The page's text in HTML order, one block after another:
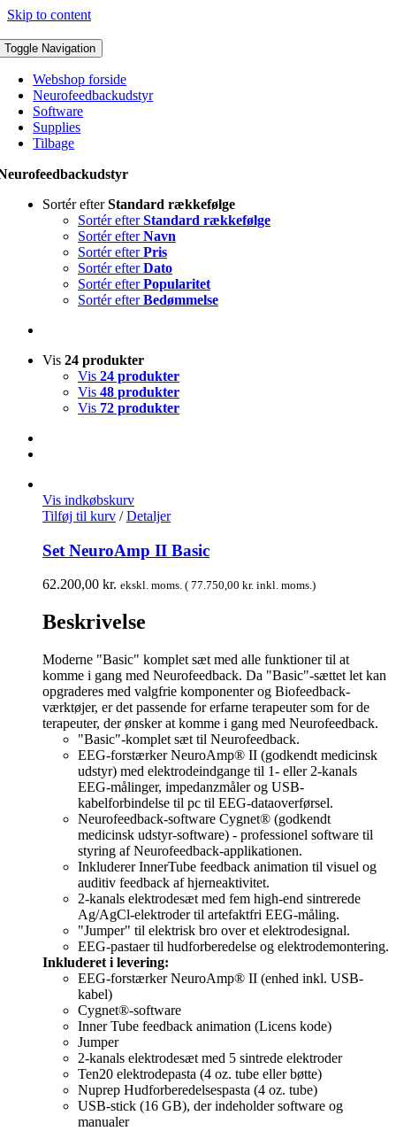
Skip to content
Toggle Navigation
Webshop forside
Neurofeedbackudstyr
Software
Supplies
Tilbage
Sortér efterStandard rækkefølge
Sortér efterStandard rækkefølge
Sortér efterNavn
Sortér efterPris
Sortér efterDato
Sortér efterPopularitet
Sortér efterBedømmelse
Vis 24 produkter
Vis 24 produkter
Vis 48 produkter
Vis 72 produkter
Vis indkøbskurv
Tilføj til kurv / Detaljer
Set NeuroAmp II Basic
62.200,00 kr. ekskl. moms. ( 77.750,00 kr. inkl. moms.)
Beskrivelse
Moderne "Basic" komplet sæt med alle funktioner til at
komme i gang med Neurofeedback. Da "Basic"-sættet let kan
opgraderes med valgfrie komponenter og Biofeedback-
værktøjer, er det passende for erfarne terapeuter som for de
terapeuter, der ønsker at komme i gang med Neurofeedback.
"Basic"-komplet sæt til Neurofeedback.
EEG-forstærker NeuroAmp® II (godkendt medicinsk
udstyr) med elektrodeindgange til 1- eller 2-kanals
EEG-målinger, impedanzmåler og USB-
kabelforbindelse til pc til EEG-dataoverførsel.
Neurofeedback-software Cygnet® (godkendt
medicinsk udstyr-software) - professionel software til
styring af Neurofeedback-applikationen.
Inkluderer InnerTube feedback animation til visuel og
auditiv feedback af hjerneaktivitet.
2-kanals elektrodesæt med fem high-end sintrerede
Ag/AgCl-elektroder til artefaktfri EEG-måling.
"Jumper" til elektrisk bro over et elektrodesignal.
EEG-pastaer til hudforberedelse og elektrodemontering.
Inkluderet i levering:
EEG-forstærker NeuroAmp® II (enhed inkl. USB-
kabel)
Cygnet®-software
Inner Tube feedback animation (Licens kode)
Jumper
2-kanals elektrodesæt med 5 sintrede elektroder
Ten20 elektrodepasta (4 oz. tube eller bøtte)
Nuprep Hudforberedelsespasta (4 oz. tube)
USB-stick (16 GB), der indeholder software og
manualer